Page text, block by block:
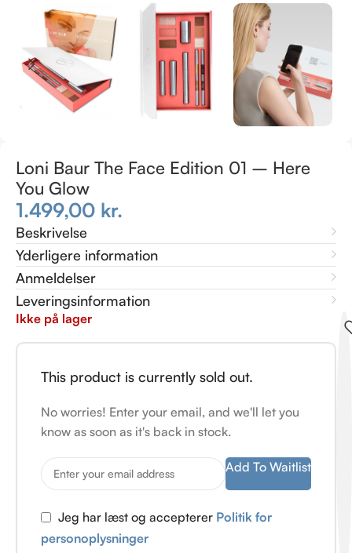
Loni Baur The Face Edition 01 – Here
You Glow
1.499,00 kr.
Beskrivelse
Yderligere information
Anmeldelser
Leveringsinformation
Ikke på lager
This product is currently sold out.
No worries! Enter your email, and we'll let you
know as soon as it's back in stock.
Add To Waitlist
Jeg har læst og accepterer Politik for
personoplysninger